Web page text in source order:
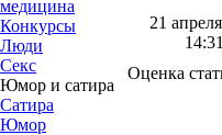
медицина
Конкурсы
Люди
Секс
Юмор и сатира
Сатира
Юмор
21
Оценка